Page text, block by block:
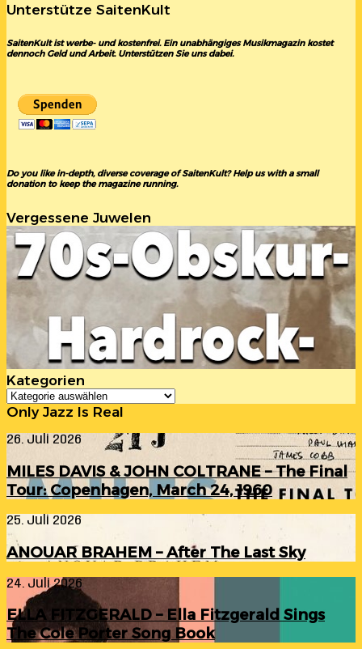
Unterstütze SaitenKult
SaitenKult ist werbe- und kostenfrei. Ein unabhängiges Musikmagazin kostet
dennoch Geld und Arbeit. Unterstützen Sie uns dabei.
Do you like in-depth, diverse coverage of SaitenKult? Help us with a small
donation to keep the magazine running.
Vergessene Juwelen
Kategorien
Kategorien
Only Jazz Is Real
MILES
&
JOHN
COLTRANE
The
Final
Tour:
Copenhagen,
March
24,
1960
26. Juli 2026
MILES DAVIS & JOHN COLTRANE – The Final
Tour: Copenhagen, March 24, 1960
ANOUAR
BRAHEM
–
After
The
Last
Sky
25. Juli 2026
ANOUAR BRAHEM – After The Last Sky
ELLA
FITZGERALD
–
Ella
Fitzgerald
24. Juli 2026
ELLA FITZGERALD – Ella Fitzgerald Sings
The Cole Porter Song Book